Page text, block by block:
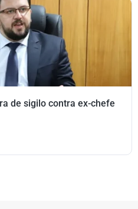
de sigilo contra ex-chefe